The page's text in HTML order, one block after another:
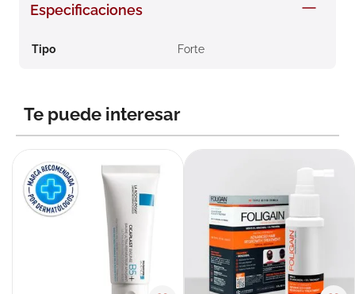
Especificaciones
Tipo Forte
Te puede interesar
10.pañales